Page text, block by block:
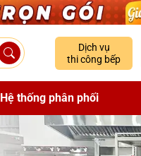
Dịch vụ
thi công bếp
Hệ thống phân phối